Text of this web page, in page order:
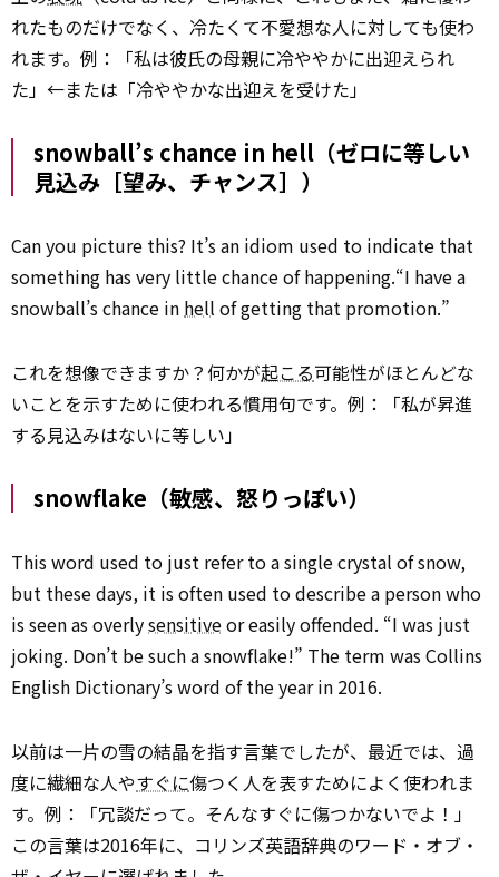
れたものだけでなく、冷たくて不愛想な人に対しても使わ
れます。例：「私は彼氏の母親に冷ややかに出迎えられ
た」←または「冷ややかな出迎えを受けた」
snowball’s chance in hell（ゼロに等しい
見込み［望み、チャンス］）
Can you picture this? It’s an idiom used to indicate that
something has very little chance of happening.“I have a
snowball’s chance in hell of getting that promotion.”
これを想像できますか？何かが起こる可能性がほとんどな
いことを示すために使われる慣用句です。例：「私が昇進
する見込みはないに等しい」
snowflake（敏感、怒りっぽい）
This word used to just refer to a single crystal of snow,
but these days, it is often used to describe a person who
is seen as overlysensitiveor easily offended. “I was just
joking. Don’t be such a snowflake!” The term was Collins
English Dictionary’s word of the year in 2016.
以前は一片の雪の結晶を指す言葉でしたが、最近では、過
度に繊細な人やすぐに傷つく人を表すためによく使われま
す。例：「冗談だって。そんなすぐに傷つかないでよ！」
この言葉は2016年に、コリンズ英語辞典のワード・オブ・